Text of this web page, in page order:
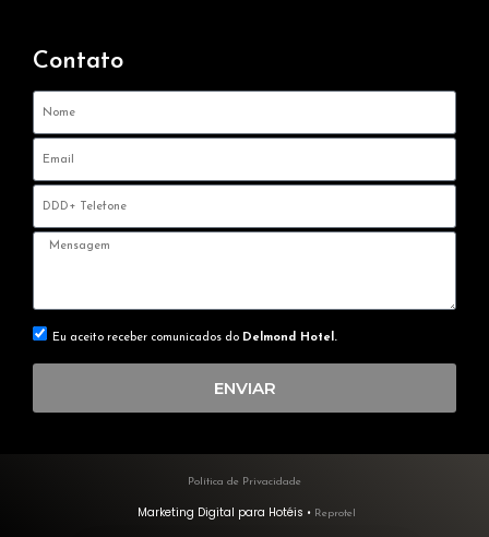
Contato
Eu aceito receber comunicados do Delmond Hotel.
ENVIAR
Política de Privacidade
Marketing Digital para Hotéis • Reprotel